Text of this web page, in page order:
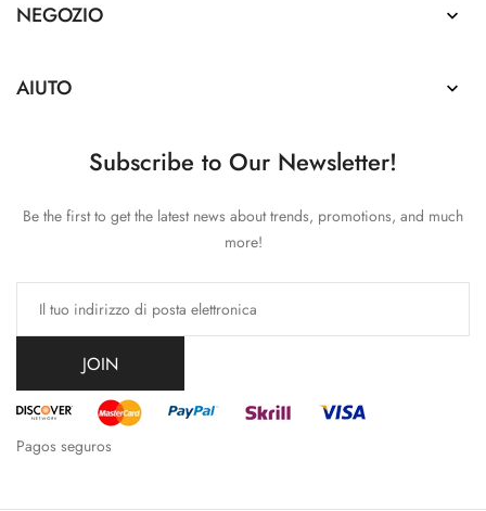
NEGOZIO 
AIUTO 
Subscribe to Our Newsletter!
Be the first to get the latest news about trends, promotions, and much
more!
JOIN
Pagos seguros